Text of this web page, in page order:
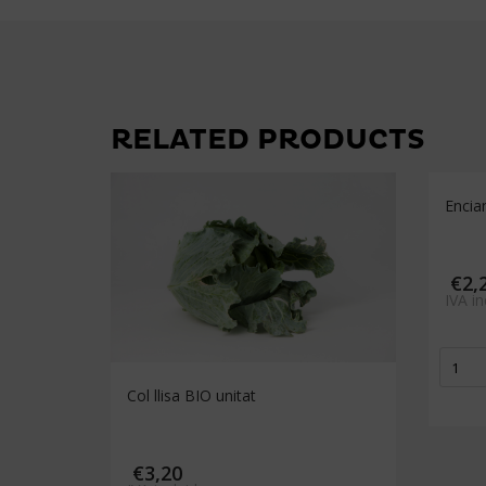
RELATED PRODUCTS
Col llisa BIO unitat
€3,20
€
IVA